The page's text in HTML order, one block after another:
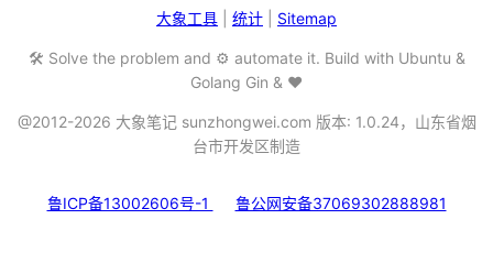
大象工具 统计 Sitemap
🛠️ Solve the problem and ⚙️ automate it. Build with Ubuntu &
Golang Gin & ❤️
@2012-2026 大象笔记 sunzhongwei.com 版本: 1.0.24，山东省烟
台市开发区制造
鲁ICP备13002606号-1 鲁公网安备37069302888981